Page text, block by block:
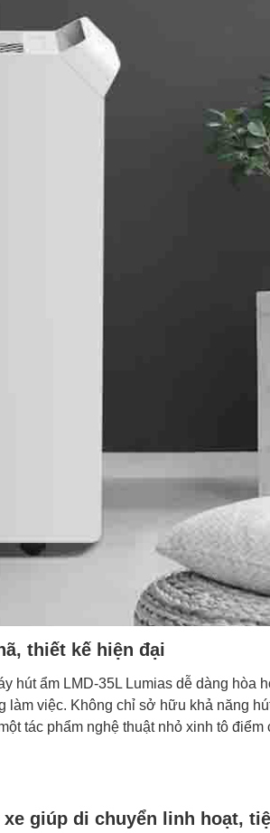
thiết kế hiện đại
hút ẩm LMD-35L Lumias dễ dàng hòa
làm việc. Không chỉ sở hữu khả năng
tác phẩm nghệ thuật nhỏ xinh tô điểm
giúp di chuyển linh hoạt,